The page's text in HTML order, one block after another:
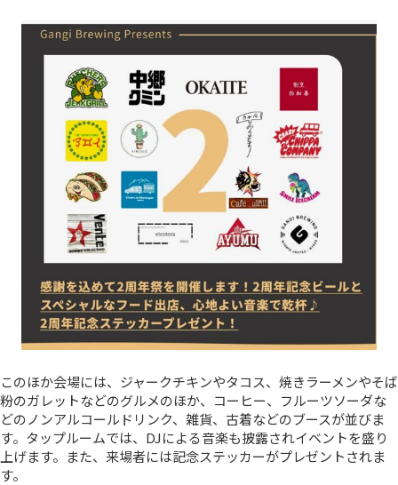
このほか会場には、ジャークチキンやタコス、焼きラーメンやそば
粉のガレットなどのグルメのほか、コーヒー、フルーツソーダな
どのノンアルコールドリンク、雑貨、古着などのブースが並びま
す。タップルームでは、DJによる音楽も披露されイベントを盛り
上げます。また、来場者には記念ステッカーがプレゼントされま
す。